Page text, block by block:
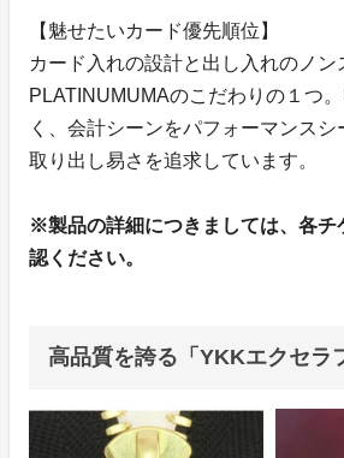
【魅せたいカード優先順位】
カード入れの設計と出し入れのノン
PLATINUMUMAのこだわりの１つ
く、会計シーンをパフォーマンス
取り出し易さを追求しています。
※製品の詳細につきましては、各チ
認ください。
高品質を誇る「YKKエクセラ